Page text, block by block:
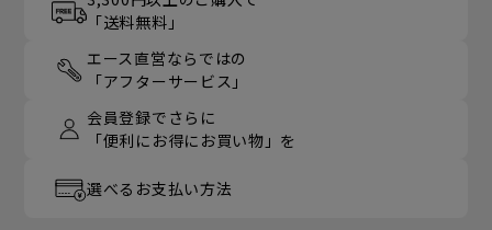
「送料無料」
エース直営ならではの
「アフターサービス」
会員登録でさらに
「便利にお得にお買い物」を
選べるお支払い方法